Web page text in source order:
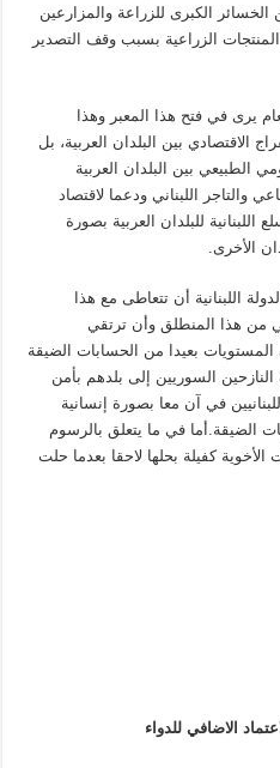
الكبرى للزراعة والمزارعين
الزراعية بسبب وقف التصدير
يرى في فتح هذا المعبر وهذا
الاقتصادي بين البلدان العربية، بل
الطبيعي بين البلدان العربية
والتاجر اللبناني ودعما لاقتصاد
للبلدان العربية بصورة
الأخرى.
اللبنانية أن تتعاطى مع هذا
من هذا المنطلق وأن ترتقي
المستويات بعيدا من الحسابات الضيقة
السوريين إلى بلدهم بأمن
في آن معا بصورة إنسانية
الضيقة.أما في ما يتعلق بالرسوم
الأخوية كفيلة بحلها لاحقا بعدما حلت
الاضافي للدواء